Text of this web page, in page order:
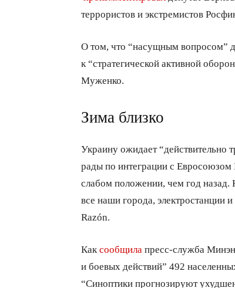
террористов и экстремистов
О том, что “насущным вопросом”
к “стратегической активной
Муженко.
Зима близко
Украину ожидает “действительно
рады по интеграции с
слабом положении, чем год
все наши города, электростанции
Razón.
Как сообщила пресс-служба
и боевых действий” 492
“Синоптики прогнозируют